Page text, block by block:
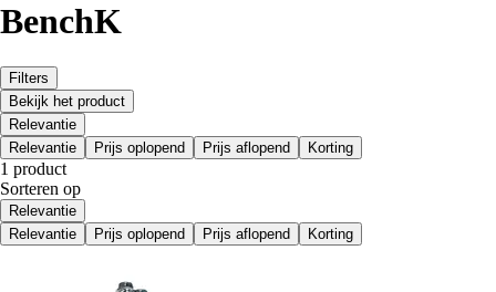
BenchK
Filters
Bekijk het product
Relevantie
Relevantie
Prijs oplopend Prijs aflopend Korting
1 product
Sorteren op
Relevantie
Relevantie
Prijs oplopend Prijs aflopend Korting